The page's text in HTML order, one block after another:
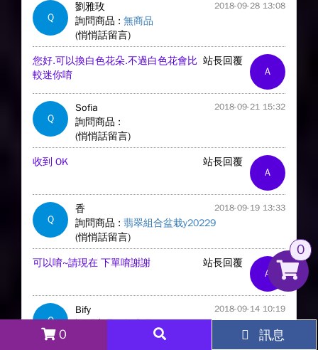
Q
劉雅玫 2018-09-28 13:08
詢問商品 : 無商品
(悄悄話留言)
A
站長回覆
您好.可以換白色花朵.不過白色花會比
較迷你唷
Q
Sofia 2018-09-21 15:32
詢問商品 :
(悄悄話留言)
A
站長回覆
收到 OK
Q
香 2018-09-19 13:33
詢問商品 : 翡翠組合盆栽y20229
(悄悄話留言)
A
站長回覆
可以唷~請現在 下單唷謝謝
Q
Bify 2018-09-14 10:19
0
0 訊息